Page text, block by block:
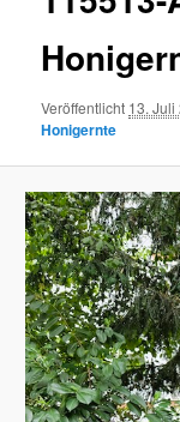
Veröffentlicht 13. Juli
Honigernte